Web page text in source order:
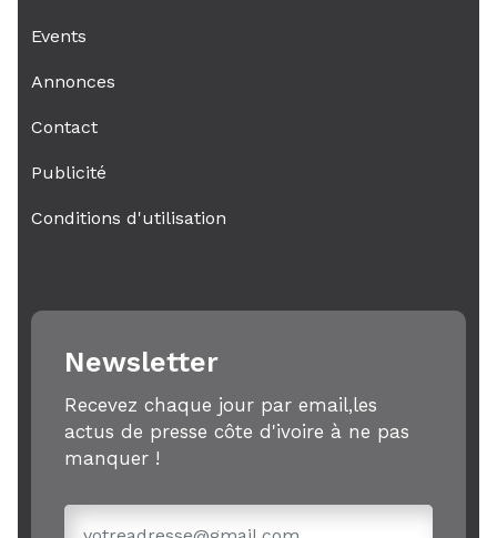
Events
Annonces
Contact
Publicité
Conditions d'utilisation
Newsletter
Recevez chaque jour par email,les
actus de presse côte d'ivoire à ne pas
manquer !